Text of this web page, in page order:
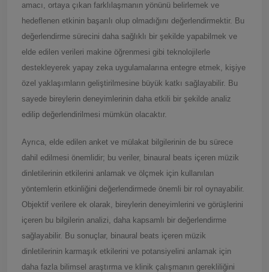
amacı, ortaya çıkan farklılaşmanın yönünü belirlemek ve
hedeflenen etkinin başarılı olup olmadığını değerlendirmektir. Bu
değerlendirme sürecini daha sağlıklı bir şekilde yapabilmek ve
elde edilen verileri makine öğrenmesi gibi teknolojilerle
destekleyerek yapay zeka uygulamalarına entegre etmek, kişiye
özel yaklaşımların geliştirilmesine büyük katkı sağlayabilir. Bu
sayede bireylerin deneyimlerinin daha etkili bir şekilde analiz
edilip değerlendirilmesi mümkün olacaktır.
Ayrıca, elde edilen anket ve mülakat bilgilerinin de bu sürece
dahil edilmesi önemlidir; bu veriler, binaural beats içeren müzik
dinletilerinin etkilerini anlamak ve ölçmek için kullanılan
yöntemlerin etkinliğini değerlendirmede önemli bir rol oynayabilir.
Objektif verilere ek olarak, bireylerin deneyimlerini ve görüşlerini
içeren bu bilgilerin analizi, daha kapsamlı bir değerlendirme
sağlayabilir. Bu sonuçlar, binaural beats içeren müzik
dinletilerinin karmaşık etkilerini ve potansiyelini anlamak için
daha fazla bilimsel araştırma ve klinik çalışmanın gerekliliğini